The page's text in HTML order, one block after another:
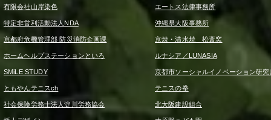
有限会社山岸染色 エートス法律事務所
特定非営利活動法人NDA 沖縄県大阪事務所
京都府危機管理部 防災消防企画課 京焼・清水焼 松斎窯
ホームヘルプステーションといろ ルナシア／LUNASIA
SMiLE STUDY 京都市ソーシャルイノベーション研究
ともやんテニスch テニスの拳
社会保険労務士法人淀川労務協会 北大阪建設組合